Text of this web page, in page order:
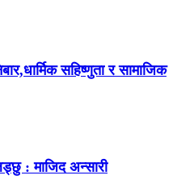
सहिष्णुता र सामाजिक
: माजिद अन्सारी